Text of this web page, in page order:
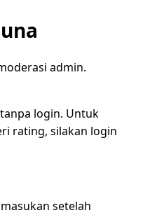
admin.
login. Untuk
rating, silakan login
setelah